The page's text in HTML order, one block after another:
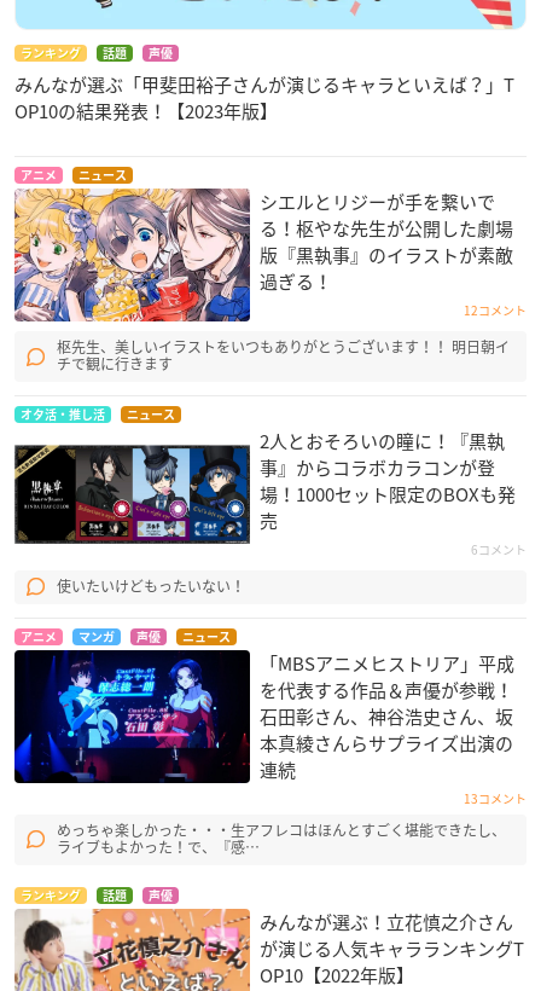
ランキング 話題 声優
みんなが選ぶ「甲斐田裕子さんが演じるキャラといえば？」T
OP10の結果発表！【2023年版】
アニメ ニュース
シエルとリジーが手を繋いで
る！枢やな先生が公開した劇場
版『黒執事』のイラストが素敵
過ぎる！
12コメント
枢先生、美しいイラストをいつもありがとうございます！！ 明日朝イ
チで観に行きます
オタ活・推し活 ニュース
2人とおそろいの瞳に！『黒執
事』からコラボカラコンが登
場！1000セット限定のBOXも発
売
6コメント
使いたいけどもったいない！
アニメ マンガ 声優 ニュース
「MBSアニメヒストリア」平成
を代表する作品＆声優が参戦！
石田彰さん、神谷浩史さん、坂
本真綾さんらサプライズ出演の
連続
13コメント
めっちゃ楽しかった・・・生アフレコはほんとすごく堪能できたし、
ライブもよかった！で、『感…
ランキング 話題 声優
みんなが選ぶ！立花慎之介さん
が演じる人気キャラランキングT
OP10【2022年版】